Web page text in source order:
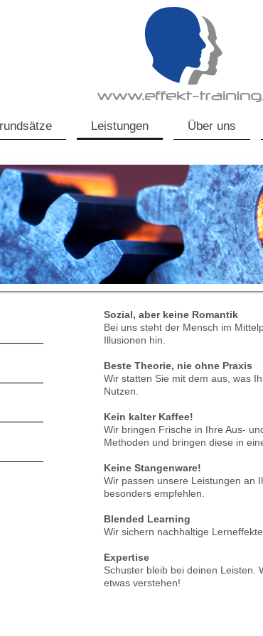
Leistungen Über uns
Sozial, aber keine Romantik
Bei uns steht der Mensch im
Illusionen hin.
Beste Theorie, nie ohne Praxis
Wir statten Sie mit dem aus, was
Nutzen.
Kein kalter Kaffee!
Wir bringen Frische in Ihre Aus-
Methoden und bringen diese in
Keine Stangenware!
Wir passen unsere Leistungen an
besonders empfehlen.
Blended Learning
Wir sichern nachhaltige
Expertise
Schuster bleib bei deinen Leisten.
etwas verstehen!